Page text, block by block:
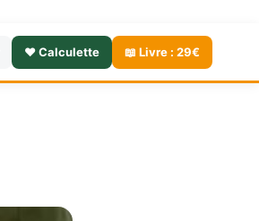
❤️ Calculette 📖 Livre : 29€